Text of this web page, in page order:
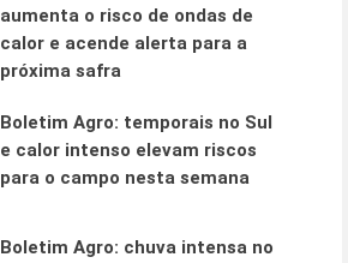
aumenta o risco de ondas de
calor e acende alerta para a
próxima safra
Boletim Agro: temporais no Sul
e calor intenso elevam riscos
para o campo nesta semana
Boletim Agro: chuva intensa no